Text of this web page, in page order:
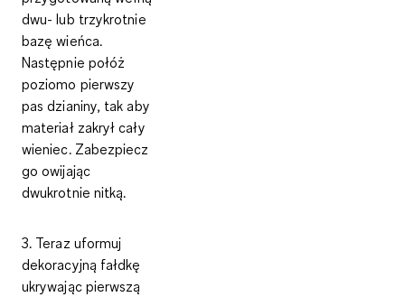
dwu- lub trzykrotnie
bazę wieńca.
Następnie połóż
poziomo pierwszy
pas dzianiny, tak aby
materiał zakrył cały
wieniec. Zabezpiecz
go owijając
dwukrotnie nitką.
3. Teraz uformuj
dekoracyjną fałdkę
ukrywając pierwszą